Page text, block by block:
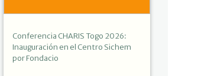
Conferencia CHARIS Togo 2026:
Inauguración en el Centro Sichem
por Fondacio